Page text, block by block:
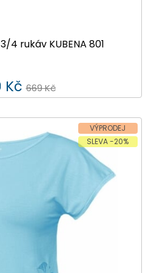
4 rukáv KUBENA 801
Kč 669 Kč
VÝPRODEJ
SLEVA -20%